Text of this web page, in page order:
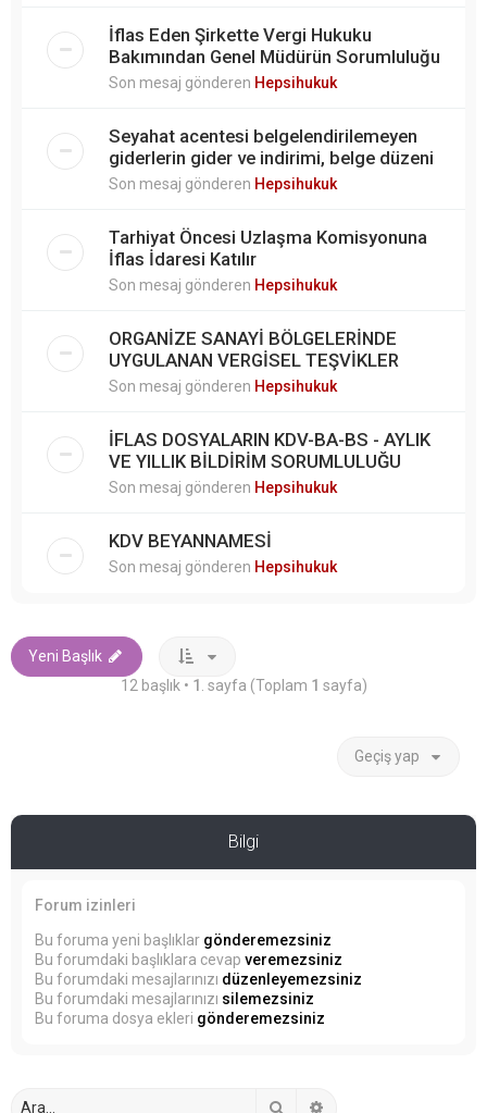
İflas Eden Şirkette Vergi Hukuku
Bakımından Genel Müdürün Sorumluluğu
Son mesaj gönderen Hepsihukuk
Seyahat acentesi belgelendirilemeyen
giderlerin gider ve indirimi, belge düzeni
Son mesaj gönderen Hepsihukuk
Tarhiyat Öncesi Uzlaşma Komisyonuna
İflas İdaresi Katılır
Son mesaj gönderen Hepsihukuk
ORGANİZE SANAYİ BÖLGELERİNDE
UYGULANAN VERGİSEL TEŞVİKLER
Son mesaj gönderen Hepsihukuk
İFLAS DOSYALARIN KDV-BA-BS - AYLIK
VE YILLIK BİLDİRİM SORUMLULUĞU
Son mesaj gönderen Hepsihukuk
KDV BEYANNAMESİ
Son mesaj gönderen Hepsihukuk
Yeni Başlık
12 başlık • 1 . sayfa (Toplam 1 sayfa)
Geçiş yap
Bilgi
Forum izinleri
Bu foruma yeni başlıklar gönderemezsiniz
Bu forumdaki başlıklara cevap veremezsiniz
Bu forumdaki mesajlarınızı düzenleyemezsiniz
Bu forumdaki mesajlarınızı silemezsiniz
Bu foruma dosya ekleri gönderemezsiniz